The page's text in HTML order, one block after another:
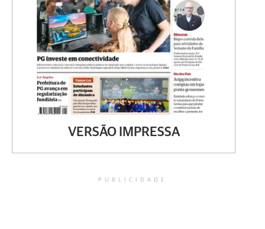
VERSÃO IMPRESSA
PUBLICIDADE